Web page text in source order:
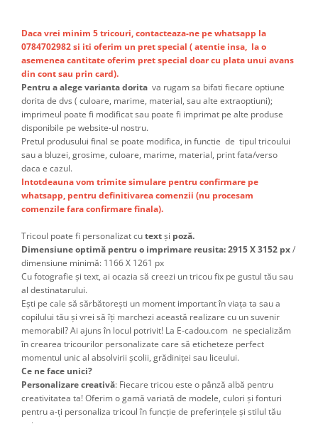
Daca vrei minim 5 tricouri, contacteaza-ne pe whatsapp la
0784702982 si iti oferim un pret special ( atentie insa, la o
asemenea cantitate oferim pret special doar cu plata unui avans
din cont sau prin card).
Pentru a alege varianta dorita va rugam sa bifati fiecare optiune
dorita de dvs ( culoare, marime, material, sau alte extraoptiuni);
imprimeul poate fi modificat sau poate fi imprimat pe alte produse
disponibile pe website-ul nostru.
Pretul produsului final se poate modifica, in functie de tipul tricoului
sau a bluzei, grosime, culoare, marime, material, print fata/verso
daca e cazul.
Intotdeauna vom trimite simulare pentru confirmare pe
whatsapp, pentru definitivarea comenzii (nu procesam
comenzile fara confirmare finala).
Tricoul poate fi personalizat cutextși poză.
Dimensiune optimă pentru o imprimare reusita: 2915 X 3152 px/
dimensiune minimă: 1166 X 1261 px
Cu fotografie și text, ai ocazia să creezi un tricou fix pe gustul tău sau
al destinatarului.
Ești pe cale să sărbătorești un moment important în viața ta sau a
copilului tău și vrei să îți marchezi această realizare cu un suvenir
memorabil? Ai ajuns în locul potrivit! La E-cadou.com ne specializăm
în crearea tricourilor personalizate care să eticheteze perfect
momentul unic al absolvirii școlii, grădiniței sau liceului.
Ce ne face unici?
Personalizare creativă: Fiecare tricou este o pânză albă pentru
creativitatea ta! Oferim o gamă variată de modele, culori și fonturi
pentru a-ți personaliza tricoul în funcție de preferințele și stilul tău